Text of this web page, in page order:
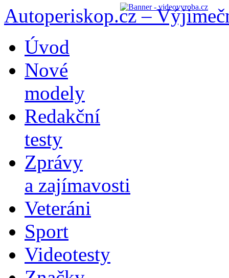
Autoperiskop.cz –
obsahu
webu
Úvod
Nové
modely
Redakční
testy
Zprávy
a zajímavosti
Veteráni
Sport
Videotesty